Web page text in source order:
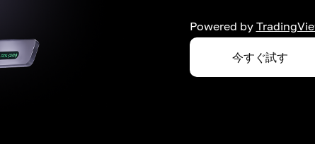
Powered by
今すぐ試す